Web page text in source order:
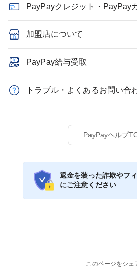
PayPayクレジット・PayPay
加盟店について
PayPay給与受取
トラブル・よくあるお問い合
PayPayヘルプ
返金を装った詐欺やフ
にご注意ください
このページをシェ